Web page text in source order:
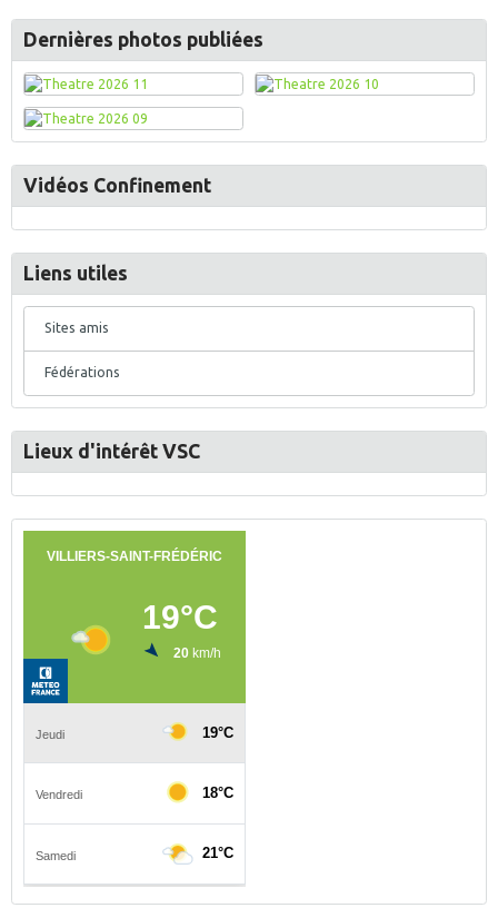
Dernières photos publiées
Vidéos Confinement
Liens utiles
Sites amis
Fédérations
Lieux d'intérêt VSC